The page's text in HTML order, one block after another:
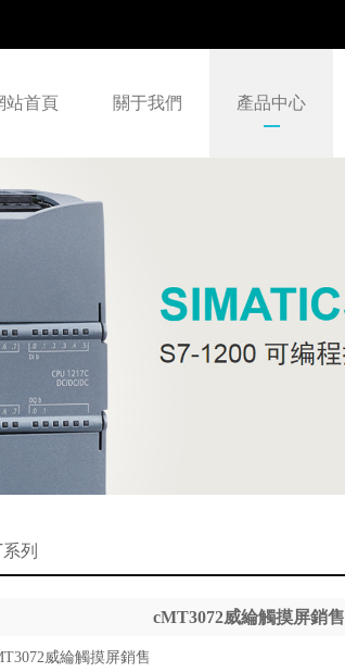
站首頁 關于我們 產品中心
列
cMT3072威綸觸摸屏銷售
威綸觸摸屏銷售